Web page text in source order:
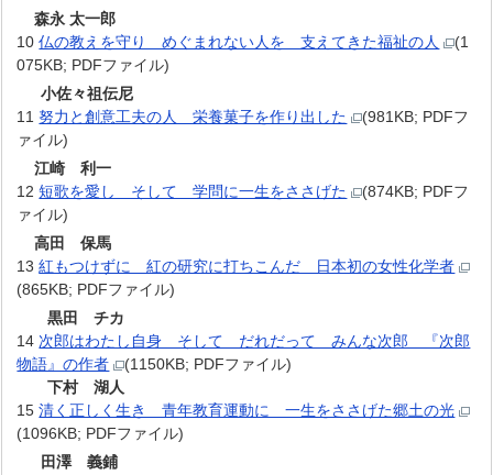
森永 太一郎
10仏の教えを守り めぐまれない人を 支えてきた福祉の人
(1
075KB; PDFファイル)
小佐々祖伝尼
11努力と創意工夫の人 栄養菓子を作り出した
(981KB; PDFフ
ァイル)
江崎 利一
12短歌を愛し そして 学問に一生をささげた
(874KB; PDFフ
ァイル)
高田 保馬
13紅もつけずに 紅の研究に打ちこんだ 日本初の女性化学者
(865KB; PDFファイル)
黒田 チカ
14 次郎はわたし自身 そして だれだって みんな次郎 『次郎
物語』の作者
(1150KB; PDFファイル)
下村 湖人
15清く正しく生き 青年教育運動に 一生をささげた郷土の光
(1096KB; PDFファイル)
田澤 義鋪